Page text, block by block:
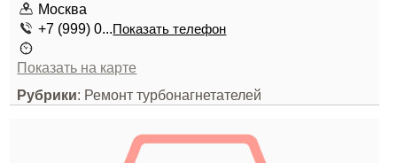
Москва
+7 (999) 0...Показать телефон
Показать на карте
Рубрики: Ремонт турбонагнетателей